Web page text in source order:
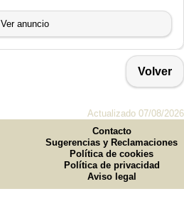
Ver anuncio
Volver
Actualizado 07/08/2026
Contacto
Sugerencias y Reclamaciones
Política de cookies
Política de privacidad
Aviso legal